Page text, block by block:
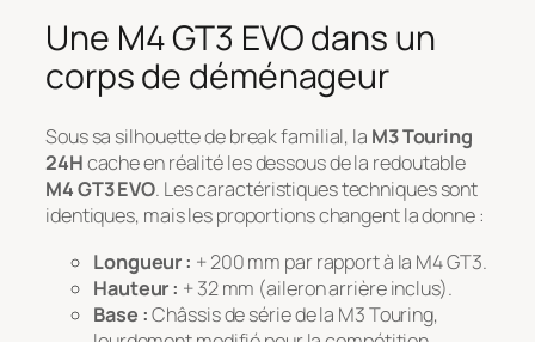
Une M4 GT3 EVO dans un
corps de déménageur
Sous sa silhouette de break familial, la M3 Touring
24Hcache en réalité les dessous de la redoutable
M4 GT3 EVO. Les caractéristiques techniques sont
identiques, mais les proportions changent la donne :
Longueur : + 200 mm par rapport à la M4 GT3.
Hauteur : + 32 mm (aileron arrière inclus).
Base :Châssis de série de la M3 Touring,